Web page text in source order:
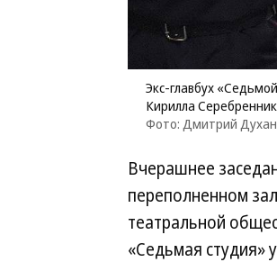
Экс-главбух
Кирилла
Фото: Дмитрий
Вчерашнее
переполненном
театральной
«Седьмая студия»